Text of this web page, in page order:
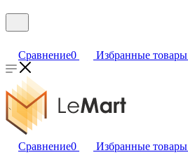
Сравнение0 Избранные товары
Сравнение0 Избранные товары